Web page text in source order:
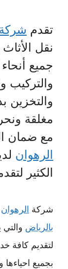
تقدم
نقل
جميع
والتركيب
والتخزين
مغلقة
مع ضمان
الرهوان
الكثير
شركة الرهوان
بالرياض
لتقديم كافة
بجميع